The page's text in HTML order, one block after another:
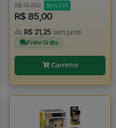
R$ 137,50
38% OFF
R$ 85,00
4x R$ 21,25 sem juros
Frete Grátis
Carrinho